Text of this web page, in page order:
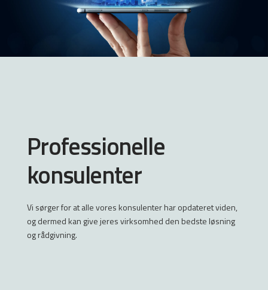
Professionelle
konsulenter
Vi sørger for at alle vores konsulenter har opdateret viden,
og dermed kan give jeres virksomhed den bedste løsning
og rådgivning.